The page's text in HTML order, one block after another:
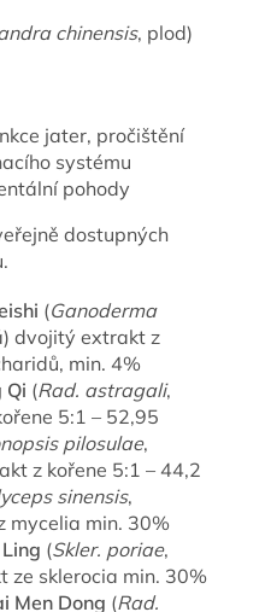
chinensis, plod)
jater, pročištění
systému
pohody
dostupných
(Ganoderma
dvojitý extrakt z
min. 4%
Qi (Rad. astragali,
5:1 – 52,95
pilosulae,
z kořene 5:1 – 44,2
sinensis,
mycelia min. 30%
(Skler. poriae,
ze sklerocia min. 30%
Men Dong (Rad.